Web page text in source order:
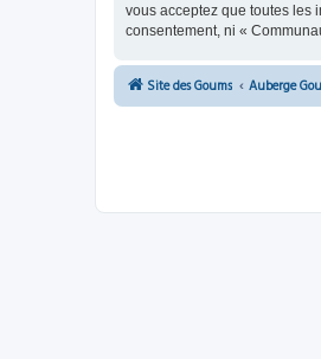
vous acceptez que toutes les
consentement, ni «
Site des Goums Auberge